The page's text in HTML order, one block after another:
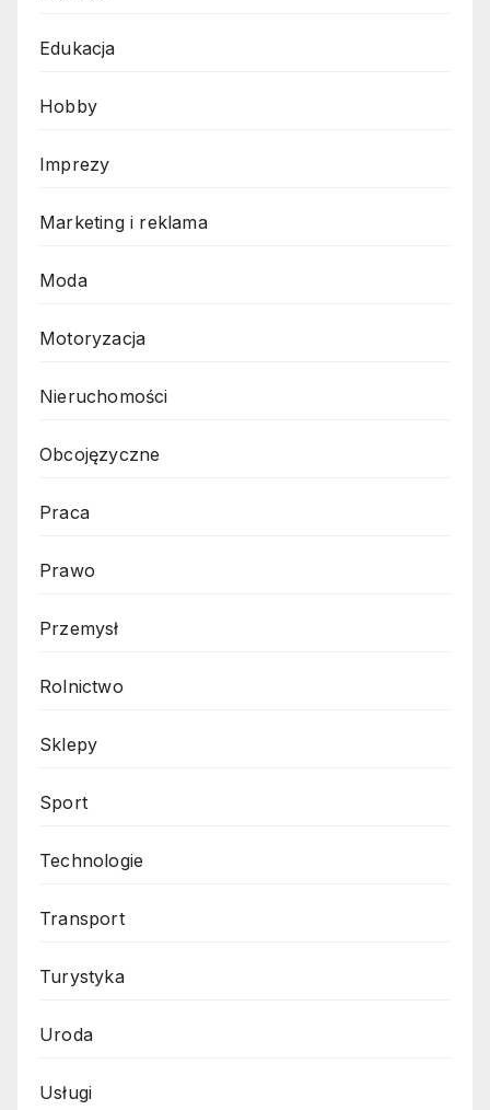
Edukacja
Hobby
Imprezy
Marketing i reklama
Moda
Motoryzacja
Nieruchomości
Obcojęzyczne
Praca
Prawo
Przemysł
Rolnictwo
Sklepy
Sport
Technologie
Transport
Turystyka
Uroda
Usługi